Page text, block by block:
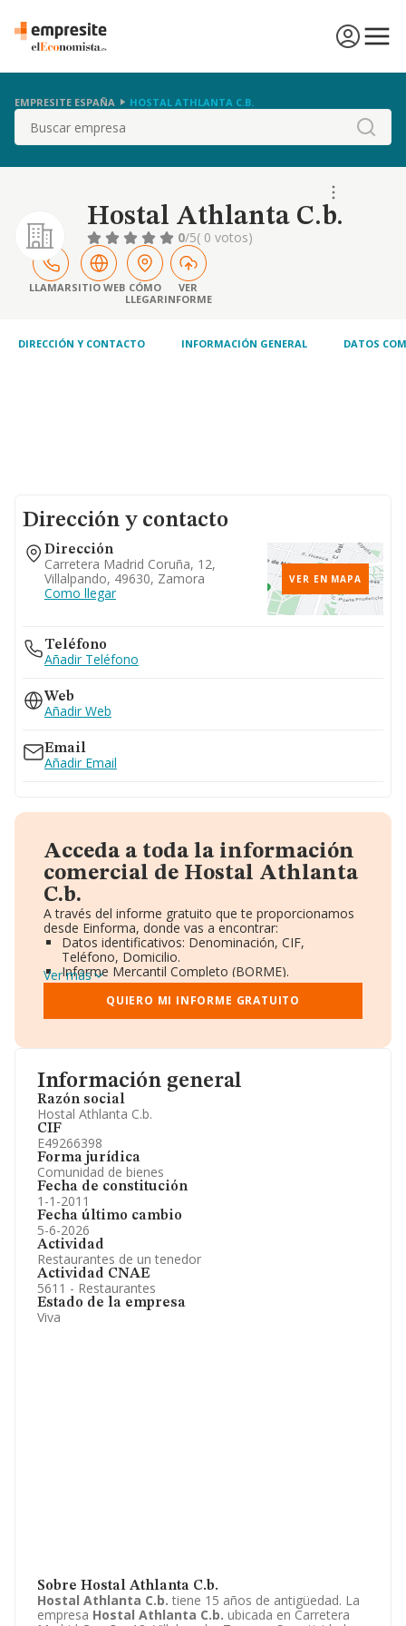
EMPRESITE ESPAÑA HOSTAL ATHLANTA C.B.
Buscar
Hostal Athlanta C.b.
0/5( 0 votos)
LLAMARSITIO WEB CÓMO
LLEGAR
VER
INFORME
DIRECCIÓN Y CONTACTO INFORMACIÓN GENERAL DATOS
Información general
Razón social
Hostal Athlanta C.b.
CIF
E49266398
Forma jurídica
Comunidad de bienes
Fecha de constitución
1-1-2011
Fecha último cambio
5-6-2026
Actividad
Restaurantes de un tenedor
Actividad CNAE
5611 - Restaurantes
Estado de la empresa
Viva
Sobre Hostal Athlanta C.b.
Hostal Athlanta C.b. tiene 15 años de antigüedad. La
empresa Hostal Athlanta C.b. ubicada en Carretera
Dirección y contacto
Dirección
Carretera Madrid Coruña, 12,
Villalpando, 49630, Zamora
Como llegar
VER EN MAPA
Teléfono
Añadir Teléfono
Web
Añadir Web
Email
Añadir Email
Acceda a toda la información
comercial de Hostal Athlanta
C.b.
A través del informe gratuito que te proporcionamos
desde Einforma, donde vas a encontrar:
Datos identificativos: Denominación, CIF,
Teléfono, Domicilio.
Informe Mercantil Completo (BORME).
Gráficos de Evolución Ventas y Empleados.
Consejo de Administración y Administradores.
Directivos y Ejecutivos.
Información oficial y registral complementaria.
Ver más
QUIERO MI INFORME GRATUITO